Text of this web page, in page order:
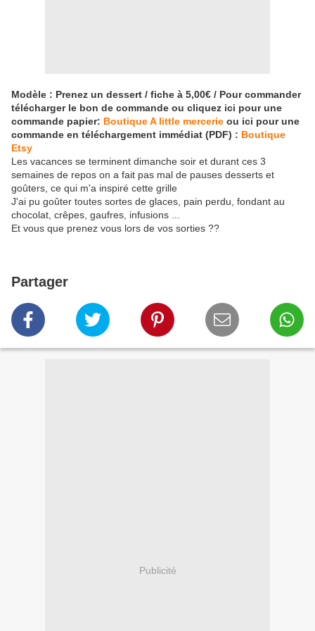
Modèle : Prenez un dessert / fiche à 5,00€ / Pour commander
télécharger le bon de commande ou cliquez ici pour une
commande papier: Boutique A little mercerie ou ici pour une
commande en téléchargement immédiat (PDF) : Boutique
Etsy
Les vacances se terminent dimanche soir et durant ces 3
semaines de repos on a fait pas mal de pauses desserts et
goûters, ce qui m'a inspiré cette grille
J'ai pu goûter toutes sortes de glaces, pain perdu, fondant au
chocolat, crêpes, gaufres, infusions ...
Et vous que prenez vous lors de vos sorties ??
Partager
Publicité